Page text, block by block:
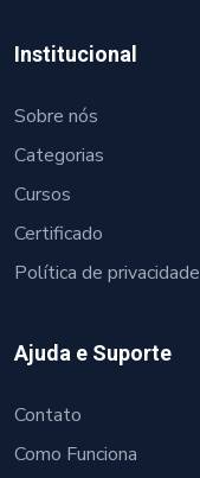
Institucional
Sobre nós
Categorias
Cursos
Certificado
Política de privacidade
Ajuda e Suporte
Contato
Como Funciona